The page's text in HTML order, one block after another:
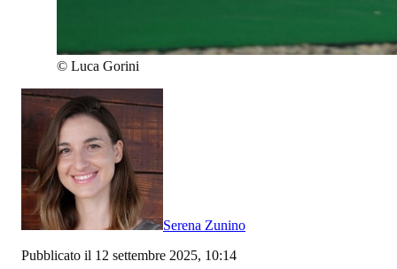
© Luca Gorini
Serena Zunino
Pubblicato il 12 settembre 2025, 10:14